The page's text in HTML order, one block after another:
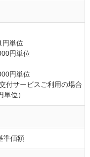
円単位
円単位
円単位
付サービスご利用の場合
位）
準価額